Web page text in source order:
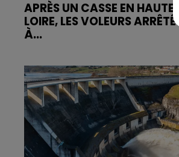
APRÈS UN CASSE EN HAUTE-
LOIRE, LES VOLEURS ARRÊTÉS
À...